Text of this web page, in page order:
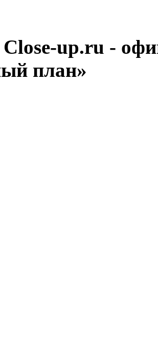
up.ru -
план»